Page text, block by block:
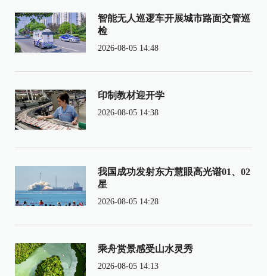
智能无人巡逻车开展城市路面交管巡
检
2026-08-05 14:48
印制教材迎开学
2026-08-05 14:38
我国成功发射东方慧眼高光谱01、02
星
2026-08-05 14:28
乘舟赏景感受山水灵秀
2026-08-05 14:13